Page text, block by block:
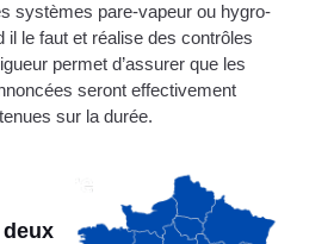
systèmes pare-vapeur ou hygro-
il le faut et réalise des contrôles
permet d’assurer que les
seront effectivement
sur la durée.